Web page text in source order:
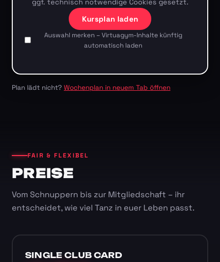
ggf. technisch notwendige Cookies gesetzt.
Kursplan laden
Auswahl merken – Virtuagym-Inhalte künftig
automatisch laden
Plan lädt nicht? Wochenplan in neuem Tab öffnen
FAIR & FLEXIBEL
PREISE
Vom Schnuppern bis zur Mitgliedschaft – ihr
entscheidet, wie viel Tanz in euer Leben passt.
SINGLE CLUB CARD